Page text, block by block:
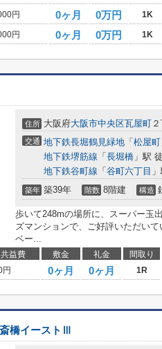
円 0ヶ月 0万円 1K
円 0ヶ月 0万円 1K
住所 大阪府大阪市中央区瓦屋町
交通 地下鉄長堀鶴見緑地 「 松屋町
地下鉄堺筋線 「 長堀橋 」駅
地下鉄谷町線 「 谷町六丁目
築年 築39年 階数 8階建 構造
歩いて248mの場所に、スーパー玉
ズマンションで、ご好評いただい
ベー...
益費 敷金 礼金 間取り
円 0ヶ月 0ヶ月 1R
橋イーストⅢ